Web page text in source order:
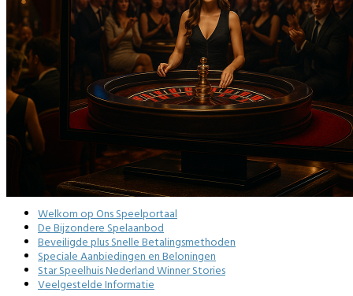
Welkom op Ons Speelportaal
De Bijzondere Spelaanbod
Beveiligde plus Snelle Betalingsmethoden
Speciale Aanbiedingen en Beloningen
Star Speelhuis Nederland Winner Stories
Veelgestelde Informatie